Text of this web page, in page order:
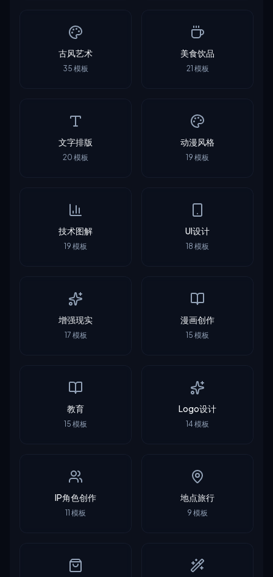
古风艺术
35 模板
美食饮品
21 模板
文字排版
20 模板
动漫风格
19 模板
技术图解
19 模板
UI设计
18 模板
增强现实
17 模板
漫画创作
15 模板
教育
15 模板
Logo设计
14 模板
IP角色创作
11 模板
地点旅行
9 模板